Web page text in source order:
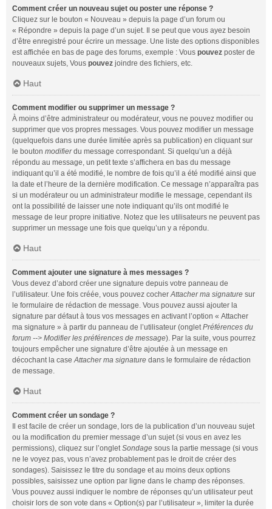
Comment créer un nouveau sujet ou poster une réponse ?
Cliquez sur le bouton « Nouveau » depuis la page d’un forum ou
« Répondre » depuis la page d’un sujet. Il se peut que vous ayez besoin
d’être enregistré pour écrire un message. Une liste des options disponibles
est affichée en bas de page des forums, exemple : Vous pouvez poster de
nouveaux sujets, Vous pouvez joindre des fichiers, etc.
Haut
Comment modifier ou supprimer un message ?
À moins d’être administrateur ou modérateur, vous ne pouvez modifier ou
supprimer que vos propres messages. Vous pouvez modifier un message
(quelquefois dans une durée limitée après sa publication) en cliquant sur
le bouton modifierdu message correspondant. Si quelqu’un a déjà
répondu au message, un petit texte s’affichera en bas du message
indiquant qu’il a été modifié, le nombre de fois qu’il a été modifié ainsi que
la date et l’heure de la dernière modification. Ce message n’apparaîtra pas
si un modérateur ou un administrateur modifie le message, cependant ils
ont la possibilité de laisser une note indiquant qu’ils ont modifié le
message de leur propre initiative. Notez que les utilisateurs ne peuvent pas
supprimer un message une fois que quelqu’un y a répondu.
Haut
Comment ajouter une signature à mes messages ?
Vous devez d’abord créer une signature depuis votre panneau de
l’utilisateur. Une fois créée, vous pouvez cocherAttacher ma signature sur
le formulaire de rédaction de message. Vous pouvez aussi ajouter la
signature par défaut à tous vos messages en activant l’option « Attacher
ma signature » à partir du panneau de l’utilisateur (ongletPréférences du
forum --> Modifier les préférences de message). Par la suite, vous pourrez
toujours empêcher une signature d’être ajoutée à un message en
décochant la caseAttacher ma signature dans le formulaire de rédaction
de message.
Haut
Comment créer un sondage ?
Il est facile de créer un sondage, lors de la publication d’un nouveau sujet
ou la modification du premier message d’un sujet (si vous en avez les
permissions), cliquez sur l’ongletSondage sous la partie message (si vous
ne le voyez pas, vous n’avez probablement pas le droit de créer des
sondages). Saisissez le titre du sondage et au moins deux options
possibles, saisissez une option par ligne dans le champ des réponses.
Vous pouvez aussi indiquer le nombre de réponses qu’un utilisateur peut
choisir lors de son vote dans « Option(s) par l’utilisateur », limiter la durée